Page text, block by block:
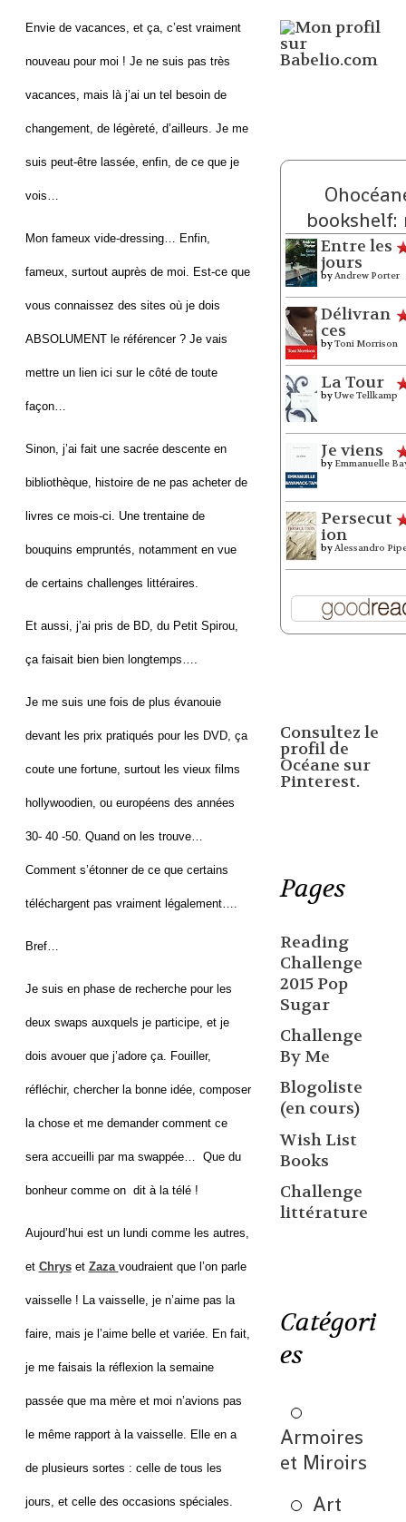
Envie de vacances, et ça, c’est vraiment
nouveau pour moi ! Je ne suis pas très
vacances, mais là j’ai un tel besoin de
changement, de légèreté, d’ailleurs. Je me
suis peut-être lassée, enfin, de ce que je
vois…
Mon fameux vide-dressing… Enfin,
fameux, surtout auprès de moi. Est-ce que
vous connaissez des sites où je dois
ABSOLUMENT le référencer ? Je vais
mettre un lien ici sur le côté de toute
façon…
Sinon, j’ai fait une sacrée descente en
bibliothèque, histoire de ne pas acheter de
livres ce mois-ci. Une trentaine de
bouquins empruntés, notamment en vue
de certains challenges littéraires.
Et aussi, j’ai pris de BD, du Petit Spirou,
ça faisait bien bien longtemps….
Je me suis une fois de plus évanouie
devant les prix pratiqués pour les DVD, ça
coute une fortune, surtout les vieux films
hollywoodien, ou européens des années
30- 40 -50. Quand on les trouve…
Comment s’étonner de ce que certains
téléchargent pas vraiment légalement….
Bref…
Je suis en phase de recherche pour les
deux swaps auxquels je participe, et je
dois avouer que j’adore ça. Fouiller,
réfléchir, chercher la bonne idée, composer
la chose et me demander comment ce
sera accueilli par ma swappée… Que du
bonheur comme on dit à la télé !
Aujourd’hui est un lundi comme les autres,
et Chryset Zaza voudraient que l’on parle
vaisselle ! La vaisselle, je n’aime pas la
faire, mais je l’aime belle et variée. En fait,
je me faisais la réflexion la semaine
passée que ma mère et moi n’avions pas
le même rapport à la vaisselle. Elle en a
de plusieurs sortes : celle de tous les
jours, et celle des occasions spéciales.
bookshelf:
Entre les
jours
byAndrew Porter
Délivran
ces
byToni Morrison
La Tour
byUwe Tellkamp
Je viens
by Emmanuelle
Persecut
ion
byAlessandro
Consultez le
profil de
Océane sur
Pinterest.
Pages
Reading
Challenge
2015 Pop
Sugar
Challenge
By Me
Blogoliste
(en cours)
Wish List
Books
Challenge
littérature
Catégori
es
Armoires
et Miroirs
Art